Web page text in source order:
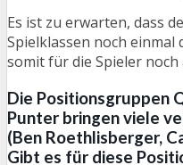
Es ist zu erwarten, dass
Spielklassen noch
somit für die Spieler
Die Positionsgruppen
Punter bringen viele
(Ben Roethlisberger,
Gibt es für diese